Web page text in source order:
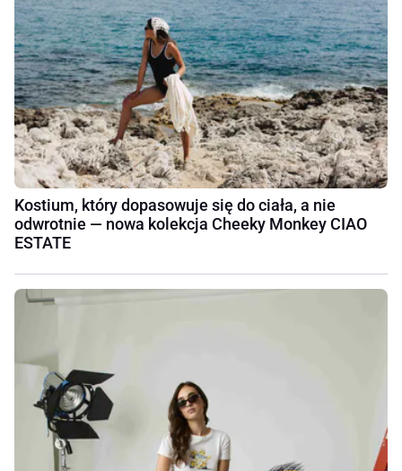
Kostium, który dopasowuje się do ciała, a nie
odwrotnie — nowa kolekcja Cheeky Monkey CIAO
ESTATE